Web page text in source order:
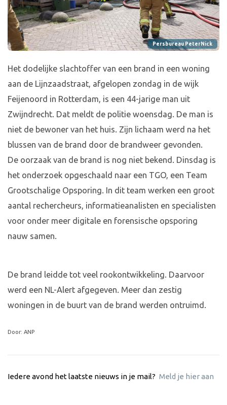
Persbureau PeterNick
Het dodelijke slachtoffer van een brand in een woning
aan de Lijnzaadstraat, afgelopen zondag in de wijk
Feijenoord in Rotterdam, is een 44-jarige man uit
Zwijndrecht. Dat meldt de politie woensdag. De man is
niet de bewoner van het huis. Zijn lichaam werd na het
blussen van de brand door de brandweer gevonden.
De oorzaak van de brand is nog niet bekend. Dinsdag is
het onderzoek opgeschaald naar een TGO, een Team
Grootschalige Opsporing. In dit team werken een groot
aantal rechercheurs, informatieanalisten en specialisten
voor onder meer digitale en forensische opsporing
nauw samen.
De brand leidde tot veel rookontwikkeling. Daarvoor
werd een NL-Alert afgegeven. Meer dan zestig
woningen in de buurt van de brand werden ontruimd.
Door: ANP
Iedere avond het laatste nieuws in je mail? Meld je hier aan